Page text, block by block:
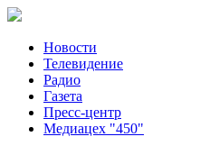
Новости
Телевидение
Радио
Газета
Пресс-центр
Медиацех "450"